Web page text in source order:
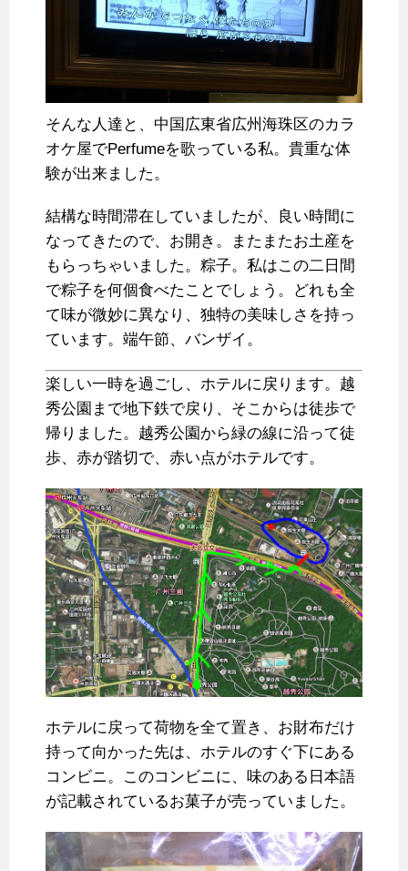
そんな人達と、中国広東省広州海珠区のカラ
オケ屋でPerfumeを歌っている私。貴重な体
験が出来ました。
結構な時間滞在していましたが、良い時間に
なってきたので、お開き。またまたお土産を
もらっちゃいました。粽子。私はこの二日間
で粽子を何個食べたことでしょう。どれも全
て味が微妙に異なり、独特の美味しさを持っ
ています。端午節、バンザイ。
楽しい一時を過ごし、ホテルに戻ります。越
秀公園まで地下鉄で戻り、そこからは徒歩で
帰りました。越秀公園から緑の線に沿って徒
歩、赤が踏切で、赤い点がホテルです。
ホテルに戻って荷物を全て置き、お財布だけ
持って向かった先は、ホテルのすぐ下にある
コンビニ。このコンビニに、味のある日本語
が記載されているお菓子が売っていました。